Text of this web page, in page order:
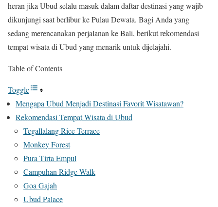
heran jika Ubud selalu masuk dalam daftar destinasi yang wajib
dikunjungi saat berlibur ke Pulau Dewata. Bagi Anda yang
sedang merencanakan perjalanan ke Bali, berikut rekomendasi
tempat wisata di Ubud yang menarik untuk dijelajahi.
Table of Contents
Toggle
Mengapa Ubud Menjadi Destinasi Favorit Wisatawan?
Rekomendasi Tempat Wisata di Ubud
Tegallalang Rice Terrace
Monkey Forest
Pura Tirta Empul
Campuhan Ridge Walk
Goa Gajah
Ubud Palace